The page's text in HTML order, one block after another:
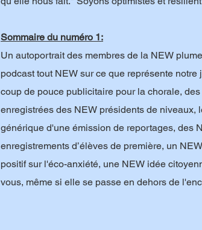
Sommaire du numéro 1:
Un autoportrait des membres de la NEW
podcast tout NEW sur ce que représente notre
coup de pouce publicitaire pour la chorale,
enregistrées des NEW présidents de niveaux,
générique d'une émission de reportages, des
enregistrements d’élèves de première, un
positif sur l'éco-anxiété, une NEW idée
vous, même si elle se passe en dehors de